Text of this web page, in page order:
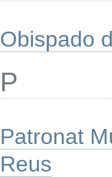
Obispado
P
Patronat
Reus